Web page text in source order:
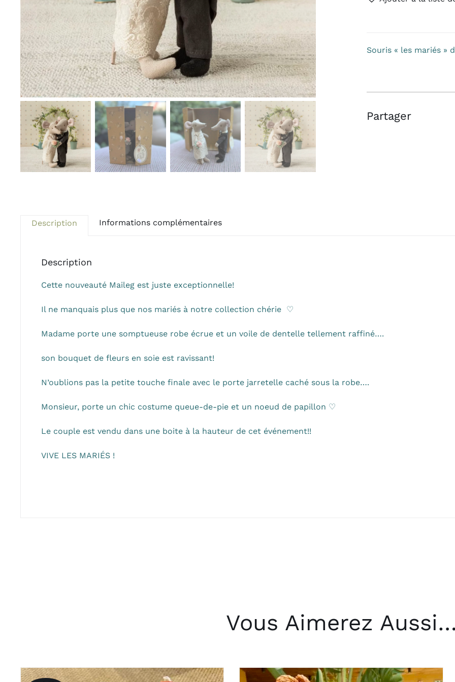
Souris
Souris « les mariés »
Partager
Description Informations complémentaires
Description
Cette nouveauté Maileg est juste exceptionnelle!
Il ne manquais plus que nos mariés à notre collection chérie ♡
Madame porte une somptueuse robe écrue et un voile de dentelle tellement raffiné….
son bouquet de fleurs en soie est ravissant!
N’oublions pas la petite touche finale avec le porte jarretelle caché sous la robe….
Monsieur, porte un chic costume queue-de-pie et un noeud de papillon ♡
Le couple est vendu dans une boite à la hauteur de cet événement!!
VIVE LES MARIÉS !
Vous Aimerez